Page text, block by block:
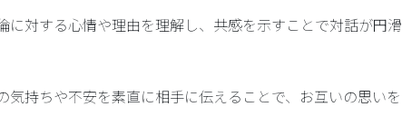
に対する心情や理由を理解し、共感を示すことで対話が円滑
気持ちや不安を素直に相手に伝えることで、お互いの思いを